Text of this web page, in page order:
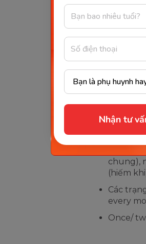
Nhận tư
2 Diễn tả
3
Diễn
có lịch
Diễn
Dấu hiệu
Các
usually
chung),
(hiếm
Các
every
Once/